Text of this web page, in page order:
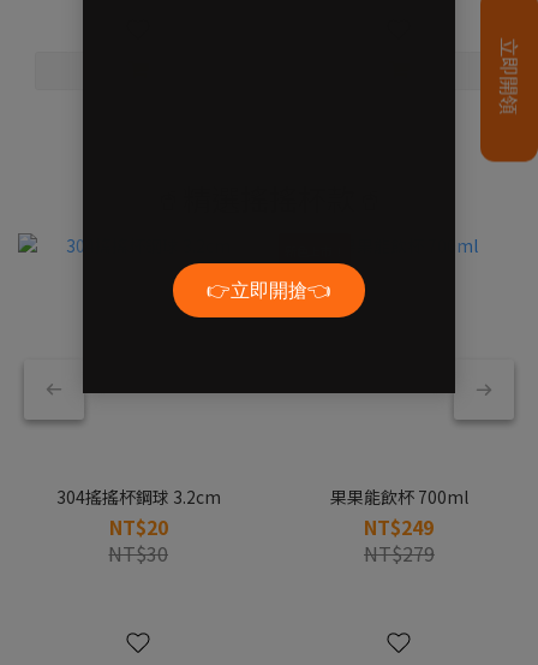
304搖搖杯鋼球 3.2cm
NT$20
NT$30
果果能飲杯 700ml
NT$249
NT$279